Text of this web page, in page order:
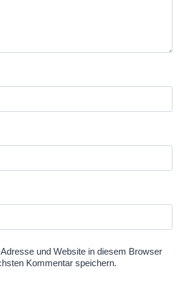
und Website in diesem Browser
Kommentar speichern.